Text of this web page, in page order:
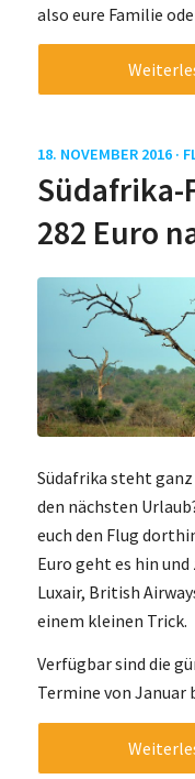
also eure Familie
18. NOVEMBER 2016 ·
Südafrika-
282 Euro
Südafrika steht
den nächsten
euch den Flug
Euro geht es hin
Luxair, British
einem kleinen Trick.
Verfügbar sind die
Termine von Januar